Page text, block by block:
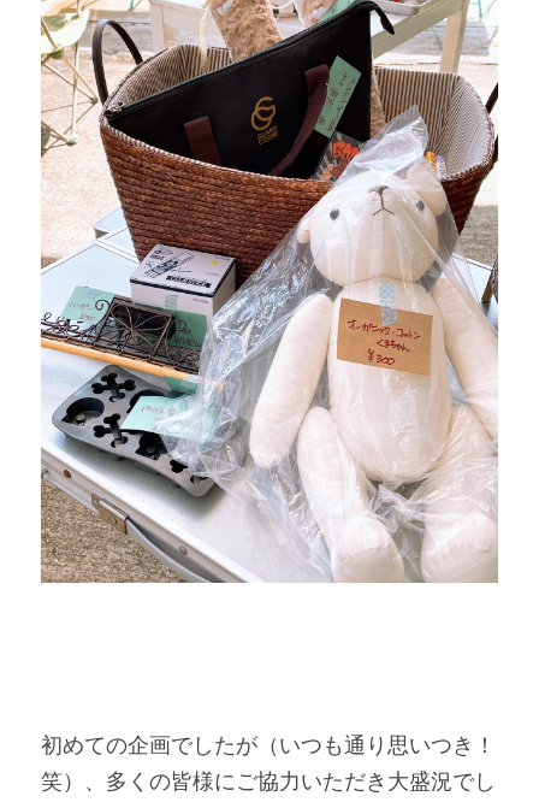
初めての企画でしたが（いつも通り思いつき！
笑）、多くの皆様にご協力いただき大盛況でし